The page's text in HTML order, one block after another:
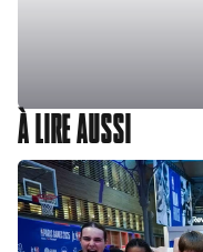
À LIRE AUSSI